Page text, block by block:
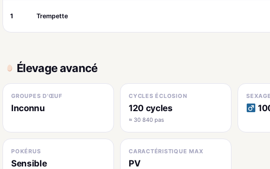
1 Trempette
Élevage avancé
GROUPES D'ŒUF
Inconnu
CYCLES ÉCLOSION
120 cycles
≈ 30 840 pas
SEXAGE
POKÉRUS
Sensible
CARACTÉRISTIQUE MAX
PV